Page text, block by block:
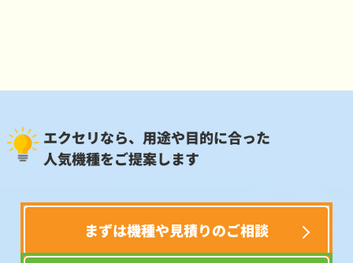
エクセリなら、用途や目的に合った
人気機種をご提案します
まずは機種や見積りのご相談